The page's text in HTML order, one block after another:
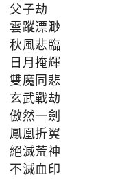
父子劫
雲蹤漂渺
秋風悲臨
日月掩輝
雙魔同悲
玄武戰劫
傲然一劍
鳳凰折翼
絕滅荒神
不滅血印